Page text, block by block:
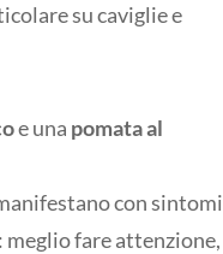
su caviglie e
e una pomata al
con sintomi
meglio fare attenzione,